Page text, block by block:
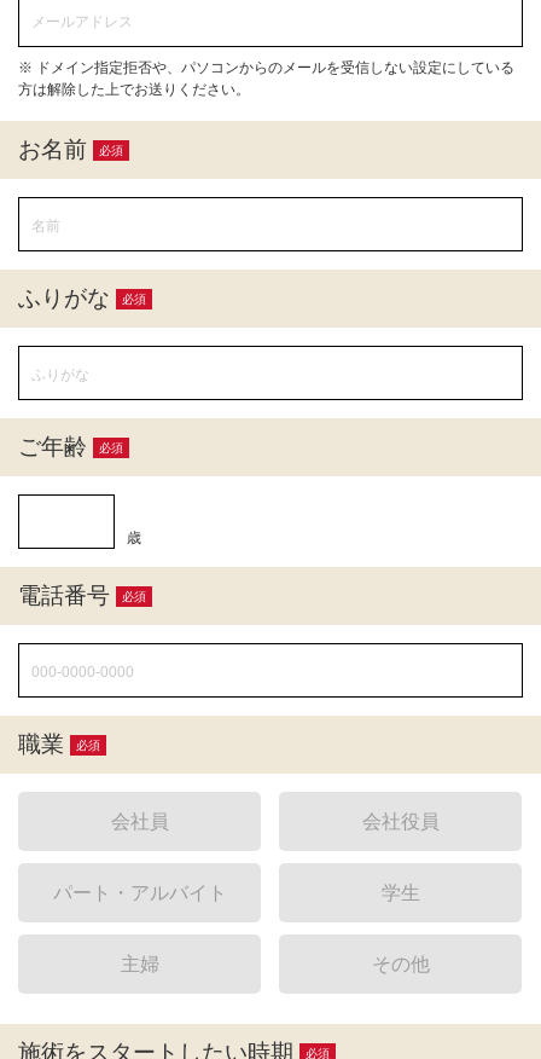
※ ドメイン指定拒否や、パソコンからのメールを受信しない設定にしている
方は解除した上でお送りください。
お名前 必須
ふりがな 必須
ご年齢 必須
歳
電話番号 必須
職業 必須
会社員 会社役員
パート・アルバイト 学生
主婦 その他
施術をスタートしたい時期 必須